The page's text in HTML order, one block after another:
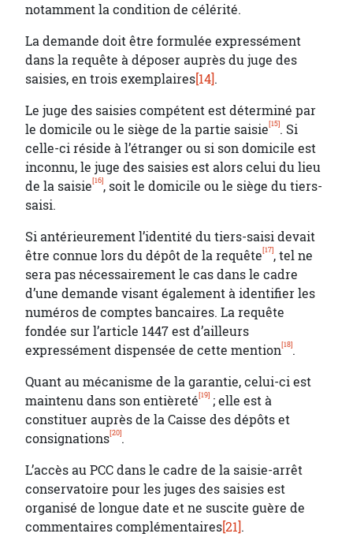
notamment la condition de célérité.
La demande doit être formulée expressément
dans la requête à déposer auprès du juge des
saisies, en trois exemplaires[14].
Le juge des saisies compétent est déterminé par
le domicile ou le siège de la partie saisie[15]. Si
celle-ci réside à l’étranger ou si son domicile est
inconnu, le juge des saisies est alors celui du lieu
de la saisie[16], soit le domicile ou le siège du tiers-
saisi.
Si antérieurement l’identité du tiers-saisi devait
être connue lors du dépôt de la requête[17], tel ne
sera pas nécessairement le cas dans le cadre
d’une demande visant également à identifier les
numéros de comptes bancaires. La requête
fondée sur l’article 1447 est d’ailleurs
expressément dispensée de cette mention[18].
Quant au mécanisme de la garantie, celui-ci est
maintenu dans son entièreté[19] ; elle est à
constituer auprès de la Caisse des dépôts et
consignations[20].
L’accès au PCC dans le cadre de la saisie-arrêt
conservatoire pour les juges des saisies est
organisé de longue date et ne suscite guère de
commentaires complémentaires[21].